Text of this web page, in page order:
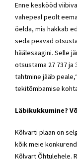
Enne keskööd
vahepeal peolt
öelda, mis hakkab
seda peavad
häälesaagini. Selle
otsustama 27 737 ja
tahtmine jääb
tekitõmbamise
Läbikukkumine?
Kõlvarti plaan on
kõik meie
Kõlvart Õhtulehele.